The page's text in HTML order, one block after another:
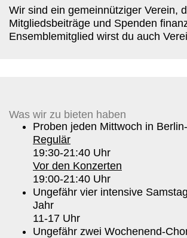
Wir sind ein gemeinnütziger Verein,
Mitgliedsbeiträge und Spenden
Ensemblemitglied wirst du auch
Was wir zu bieten haben
Proben jeden Mittwoch in
Regulär
19:30-21:40 Uhr
Vor den Konzerten
19:00-21:40 Uhr
Ungefähr vier intensive
Jahr
11-17 Uhr
Ungefähr zwei Wochenend-